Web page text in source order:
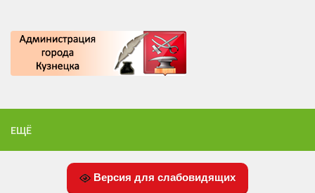
ЕЩЁ
Версия для слабовидящих